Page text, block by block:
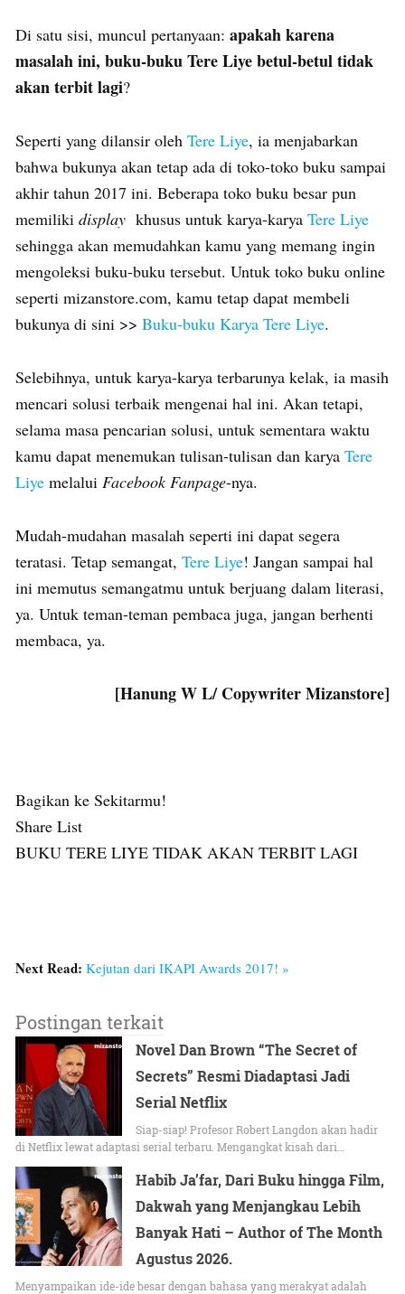
Di satu sisi, muncul pertanyaan: apakah karena
masalah ini, buku-buku Tere Liye betul-betul tidak
akan terbit lagi?
Seperti yang dilansir oleh Tere Liye, ia menjabarkan
bahwa bukunya akan tetap ada di toko-toko buku sampai
akhir tahun 2017 ini. Beberapa toko buku besar pun
memiliki display khusus untuk karya-karya Tere Liye
sehingga akan memudahkan kamu yang memang ingin
mengoleksi buku-buku tersebut. Untuk toko buku online
seperti mizanstore.com, kamu tetap dapat membeli
bukunya di sini >> Buku-buku Karya Tere Liye.
Selebihnya, untuk karya-karya terbarunya kelak, ia masih
mencari solusi terbaik mengenai hal ini. Akan tetapi,
selama masa pencarian solusi, untuk sementara waktu
kamu dapat menemukan tulisan-tulisan dan karya Tere
Liye melalui Facebook Fanpage-nya.
Mudah-mudahan masalah seperti ini dapat segera
teratasi. Tetap semangat, Tere Liye! Jangan sampai hal
ini memutus semangatmu untuk berjuang dalam literasi,
ya. Untuk teman-teman pembaca juga, jangan berhenti
membaca, ya.
[Hanung W L/ Copywriter Mizanstore]
Bagikan ke Sekitarmu!
Share List
BUKU TERE LIYE TIDAK AKAN TERBIT LAGI
Next Read: Kejutan dari IKAPI Awards 2017! »
Postingan terkait
Novel Dan Brown “The Secret of
Secrets” Resmi Diadaptasi Jadi
Serial Netflix
Siap-siap! Profesor Robert Langdon akan hadir
di Netflix lewat adaptasi serial terbaru. Mengangkat kisah dari…
Habib Ja’far, Dari Buku hingga Film,
Dakwah yang Menjangkau Lebih
Banyak Hati – Author of The Month
Agustus 2026.
Menyampaikan ide-ide besar dengan bahasa yang merakyat adalah